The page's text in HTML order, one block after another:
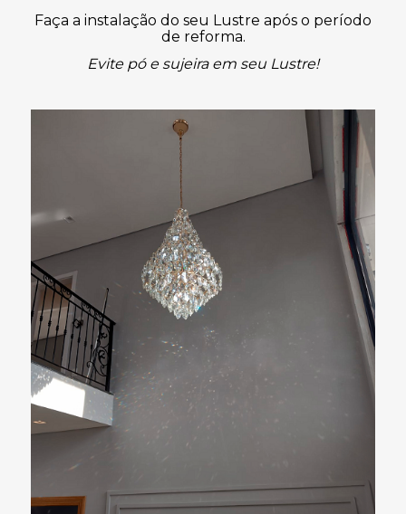
Faça a instalação do seu Lustre após o período
de reforma.
Evite pó e sujeira em seu Lustre!